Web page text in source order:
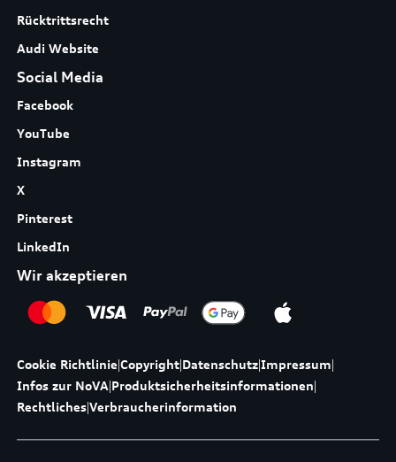
Rücktrittsrecht
Audi Website
Social Media
Facebook
YouTube
Instagram
X
Pinterest
LinkedIn
Wir akzeptieren
Cookie Richtlinie|Copyright|Datenschutz|Impressum|
Infos zur NoVA|Produktsicherheitsinformationen|
Rechtliches|Verbraucherinformation